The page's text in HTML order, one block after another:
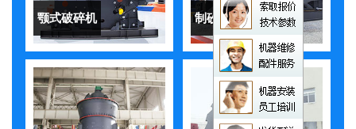
颚式破碎机 制砂机